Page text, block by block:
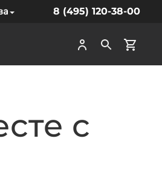
8 (495) 120-38-00
с